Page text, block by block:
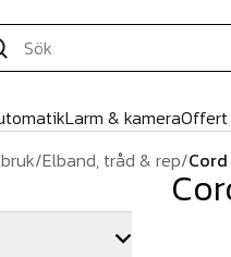
Larm & kameraOffert
/Elband, tråd & rep/